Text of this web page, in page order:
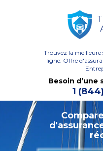
Trouvez la meilleure
ligne. Offre
Besoin d’une
1